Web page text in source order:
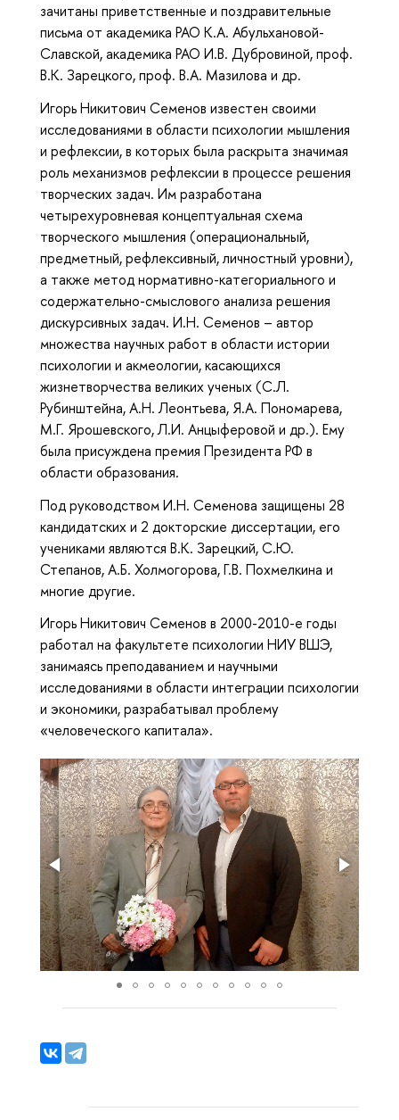
зачитаны приветственные и поздравительные
письма от академика РАО К.А. Абульхановой-
Славской, академика РАО И.В. Дубровиной, проф.
В.К. Зарецкого, проф. В.А. Мазилова и др.
Игорь Никитович Семенов известен своими
исследованиями в области психологии мышления
и рефлексии, в которых была раскрыта значимая
роль механизмов рефлексии в процессе решения
творческих задач. Им разработана
четырехуровневая концептуальная схема
творческого мышления (операциональный,
предметный, рефлексивный, личностный уровни),
а также метод нормативно-категориального и
содержательно-смыслового анализа решения
дискурсивных задач. И.Н. Семенов – автор
множества научных работ в области истории
психологии и акмеологии, касающихся
жизнетворчества великих ученых (С.Л.
Рубинштейна, А.Н. Леонтьева, Я.А. Пономарева,
М.Г. Ярошевского, Л.И. Анцыферовой и др.). Ему
была присуждена премия Президента РФ в
области образования.
Под руководством И.Н. Семенова защищены 28
кандидатских и 2 докторские диссертации, его
учениками являются В.К. Зарецкий, С.Ю.
Степанов, А.Б. Холмогорова, Г.В. Похмелкина и
многие другие.
Игорь Никитович Семенов в 2000-2010-е годы
работал на факультете психологии НИУ ВШЭ,
занимаясь преподаванием и научными
исследованиями в области интеграции психологии
и экономики, разрабатывал проблему
«человеческого капитала».